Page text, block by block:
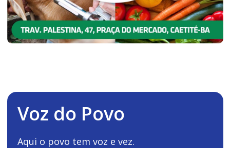
Voz do Povo
Aqui o povo tem voz e vez.